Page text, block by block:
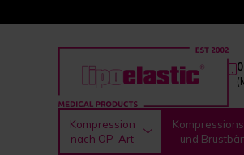
Kompression
nach OP-Art
und